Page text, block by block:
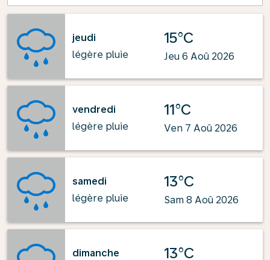
jeudi
légère pluie
15°C
Jeu 6 Aoû 2026
vendredi
légère pluie
11°C
Ven 7 Aoû 2026
samedi
légère pluie
13°C
Sam 8 Aoû 2026
dimanche
13°C